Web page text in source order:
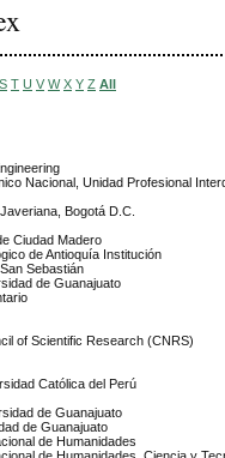
S T U V W X Y Z All
Nacional, Unidad Profesional
Bogotá D.C.
Ciudad Madero
de Antioquía Institución
Sebastián
de Guanajuato
of Scientific Research (CNRS)
Católica del Perú
de Guanajuato
de Guanajuato
de Humanidades